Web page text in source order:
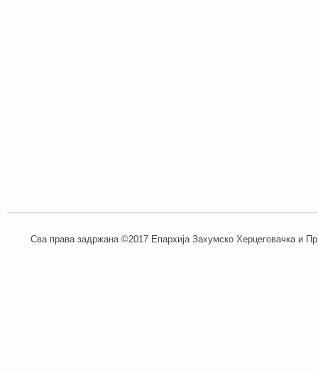
Сва права задржана ©2017 Епархија Захумско Херцеговачка и